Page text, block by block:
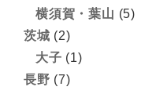
横須賀・葉山 (5)
茨城 (2)
大子 (1)
長野 (7)